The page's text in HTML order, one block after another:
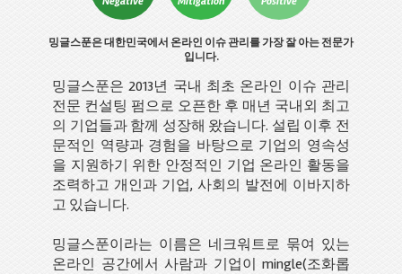
밍글스푼은 대한민국에서 온라인 이슈 관리를 가장 잘 아는 전문가
입니다.
밍글스푼은 2013년 국내 최초 온라인 이슈 관리
전문 컨설팅 펌으로 오픈한 후 매년 국내외 최고
의 기업들과 함께 성장해 왔습니다. 설립 이후 전
문적인 역량과 경험을 바탕으로 기업의 영속성
을 지원하기 위한 안정적인 기업 온라인 활동을
조력하고 개인과 기업, 사회의 발전에 이바지하
고 있습니다.
밍글스푼이라는 이름은 네크워트로 묶여 있는
온라인 공간에서 사람과 기업이 mingle(조화롭